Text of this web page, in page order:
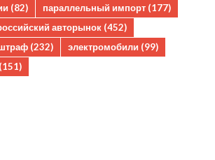
(82) параллельный импорт (177)
авторынок (452)
(232) электромобили (99)
(151)